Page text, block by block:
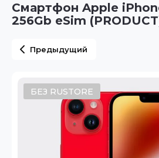
Смартфон Apple
256Gb eSim
Предыдущий
БЕЗ RUSTORE